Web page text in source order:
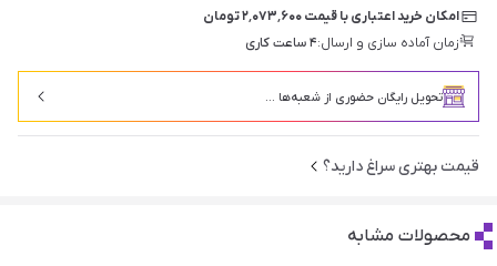
امکان خرید اعتباری با قیمت ۲٬۰۷۳٬۶۰۰ تومان
زمان آماده سازی و ارسال:۴ ساعت کاری
تحویل رایگان حضوری از شعبه‌ها ...
قیمت بهتری سراغ دارید؟
محصولات مشابه